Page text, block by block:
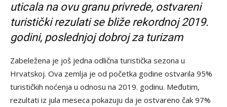
uticala na ovu granu privrede, ostvareni
turistički rezulati se bliže rekordnoj 2019.
godini, poslednjoj dobroj za turizam
Zabeležena je još jedna odlična turistička sezona u
Hrvatskoj. Ova zemlja je od početka godine ostvarila 95%
turističkih noćenja u odnosu na 2019. godinu. Međutim,
rezultati iz jula meseca pokazuju da je ostvareno čak 97%